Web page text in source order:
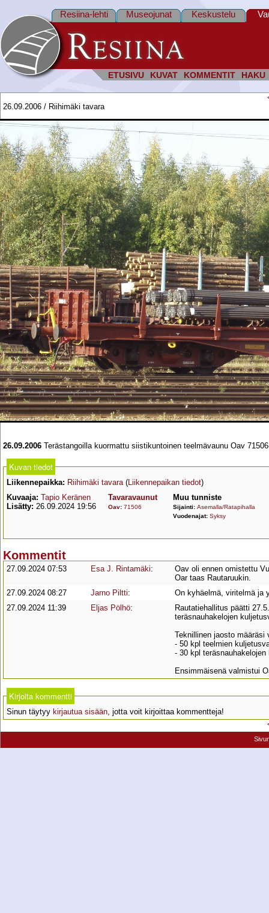
ETUSIVU KUVAT KOMMENTIT HAKU
Resiina-lehti Museojunat Keskustelu
26.09.2006 / Riihimäki tavara
26.09.2006 Terästangoilla kuormattu siistikuntoinen teelmävaunu Oav
Kuvan tiedot
Liikennepaikka: Riihimäki tavara (Liikennepaikan tiedot)
Kuvaaja: Tapio Keränen
Lisätty: 26.09.2024 19:56
Tavaravaunut
Oav: 71506
Muu tunniste
Sijainti: Asemalla/Ratapihalla
Vuodenajat: Syksy
Kommentit
27.09.2024 07:53 Esa J. Rintamäki:
Oav oli ennen omistettu
Oar taas Rautaruukin.
27.09.2024 08:27
Jarno Piltti:
On kyhäelmä, viritelmä ja
27.09.2024 11:39
Eljas Pölhö:
Rautatiehallitus päätti
teräsnauhakelojen
Teknillinen jaosto määräsi
- 50 kpl teelmien
- 30 kpl
Ensimmäisenä valmistui
Kirjoita kommentti
Sinun täytyy kirjautua sisään , jotta voit kirjoittaa kommentteja!